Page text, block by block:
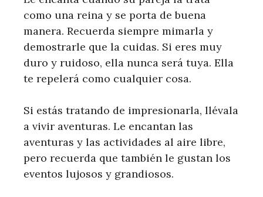
como una reina y se porta de buena
manera. Recuerda siempre mimarla y
demostrarle que la cuidas. Si eres muy
duro y ruidoso, ella nunca será tuya. Ella
te repelerá como cualquier cosa.
Si estás tratando de impresionarla, llévala
a vivir aventuras. Le encantan las
aventuras y las actividades al aire libre,
pero recuerda que también le gustan los
eventos lujosos y grandiosos.